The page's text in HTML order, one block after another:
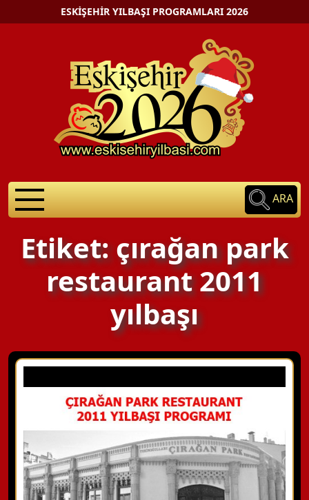
ESKIŞEHIR YILBAŞI PROGRAMLARI 2026
ARA
Etiket: çırağan park
restaurant 2011
yılbaşı